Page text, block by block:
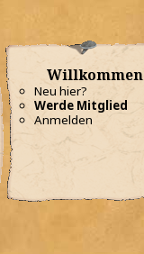
Willkommen
Neu hier?
Werde Mitglied
Anmelden